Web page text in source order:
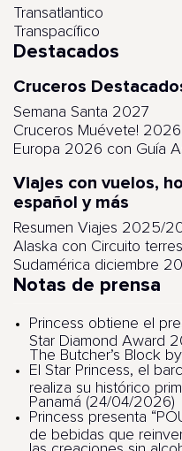
Transatlantico
Transpacífico
Destacados
Cruceros
Semana Santa 2027
Cruceros Muévete!
Europa 2026 con Guía
Viajes con vuelos,
español y más
Resumen Viajes 2025/
Alaska con Circuito
Sudamérica diciembre
Notas de prensa
Princess obtiene el
Star Diamond Award
The Butcher’s Block
El Star Princess, el
realiza su histórico
Panamá (24/04/2026)
Princess presenta
de bebidas que